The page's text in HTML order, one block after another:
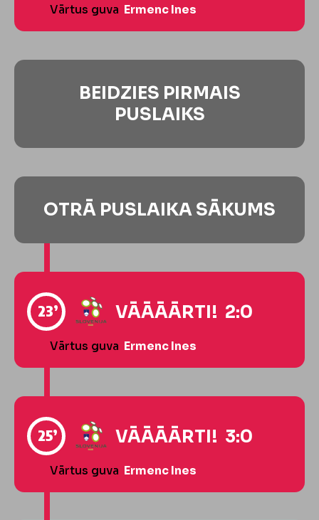
Vārtus guva Ermenc Ines
BEIDZIES PIRMAIS
PUSLAIKS
OTRĀ PUSLAIKA SĀKUMS
23’ VĀĀĀĀRTI! 2:0
Vārtus guva Ermenc Ines
25’ VĀĀĀĀRTI! 3:0
Vārtus guva Ermenc Ines